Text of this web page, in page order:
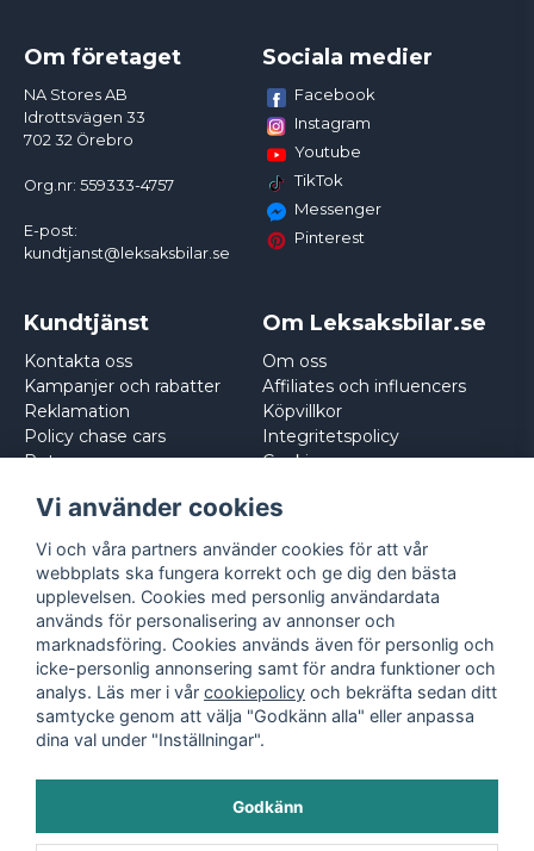
Om företaget
NA Stores AB
Idrottsvägen 33
702 32 Örebro
Org.nr: 559333-4757
E-post:
kundtjanst@leksaksbilar.se
Sociala medier
Facebook
Instagram
Youtube
TikTok
Messenger
Pinterest
Kundtjänst
Kontakta oss
Kampanjer och rabatter
Reklamation
Policy chase cars
Returnera
Om Leksaksbilar.se
Om oss
Affiliates och influencers
Köpvillkor
Integritetspolicy
Cookies
Vi använder cookies
Vi och våra partners använder cookies för att vår
webbplats ska fungera korrekt och ge dig den bästa
upplevelsen. Cookies med personlig användardata
används för personalisering av annonser och
marknadsföring. Cookies används även för personlig och
icke-personlig annonsering samt för andra funktioner och
analys. Läs mer i vår cookiepolicy och bekräfta sedan ditt
samtycke genom att välja "Godkänn alla" eller anpassa
dina val under "Inställningar".
Godkänn